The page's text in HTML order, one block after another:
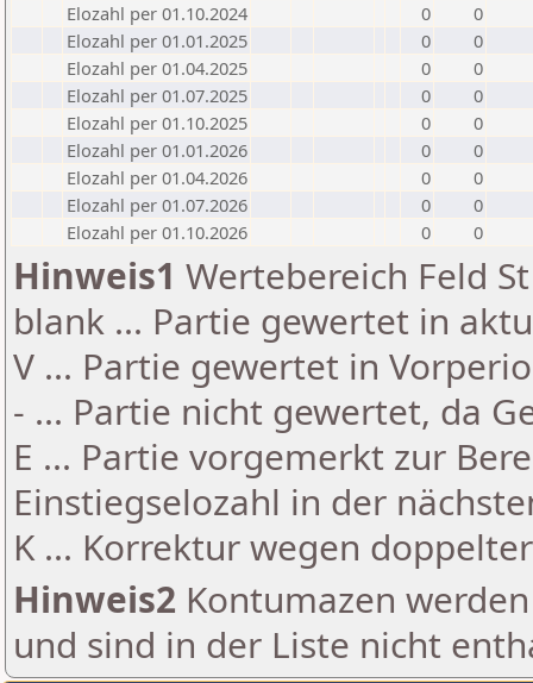
Elozahl per 01.10.2024
0
0
Elozahl per 01.01.2025
0
0
Elozahl per 01.04.2025
0
0
Elozahl per 01.07.2025
0
0
Elozahl per 01.10.2025
0
0
Elozahl per 01.01.2026
0
0
Elozahl per 01.04.2026
0
0
Elozahl per 01.07.2026
0
0
Elozahl per 01.10.2026
0 0
Hinweis1 Wertebereich Feld
blank ... Partie gewertet in
V ... Partie gewertet in
- ... Partie nicht gewertet, da
E ... Partie vorgemerkt zur
Einstiegselozahl in der
K ... Korrektur wegen
Hinweis2 Kontumazen
und sind in der Liste nicht